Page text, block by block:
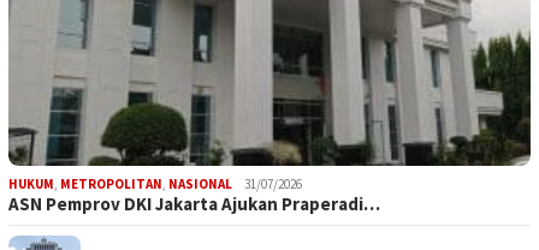
HUKUM METROPOLITAN NASIONAL 31/07/2026
ASN Pemprov DKI Jakarta Ajukan Praperadi…